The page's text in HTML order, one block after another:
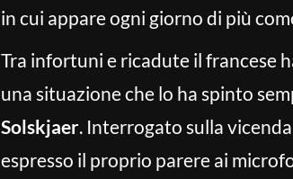
in cui appare ogni giorno di più
Tra infortuni e ricadute il francese
una situazione che lo ha spinto
Solskjaer. Interrogato sulla
espresso il proprio parere ai